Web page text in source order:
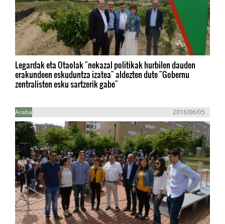
Legardak eta Otaolak "nekazal politikak hurbilen dauden
erakundeen eskuduntza izatea" aldezten dute "Gobernu
zentralisten esku sartzerik gabe"
Araba 2016/06/05